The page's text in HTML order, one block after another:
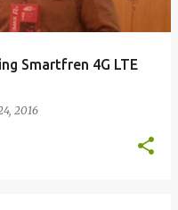
Smartfren 4G LTE
2016